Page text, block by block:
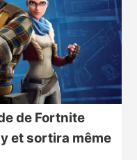
de Fortnite
et sortira même